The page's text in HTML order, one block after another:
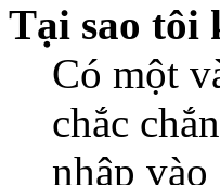
Tại sao tôi
Có một
chắc
nhập